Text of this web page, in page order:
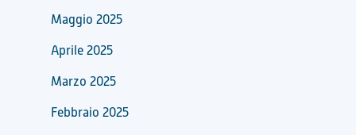
Maggio 2025
Aprile 2025
Marzo 2025
Febbraio 2025